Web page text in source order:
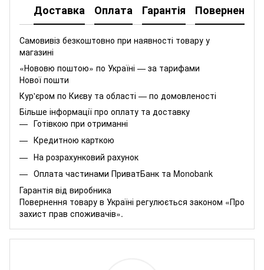
Доставка Оплата Гарантія Повернення
Самовивіз безкоштовно при наявності товару у
магазині
«Нововю поштою» по Україні — за тарифами
Нової пошти
Кур'єром по Києву та області — по домовленості
Більше інформації про оплату та доставку
Готівкою при отриманні
Кредитною карткою
На розрахунковий рахунок
Оплата частинами ПриватБанк та Monobank
Гарантія від виробника
Повернення товару в Україні регулюється законом «Про
захист прав споживачів».